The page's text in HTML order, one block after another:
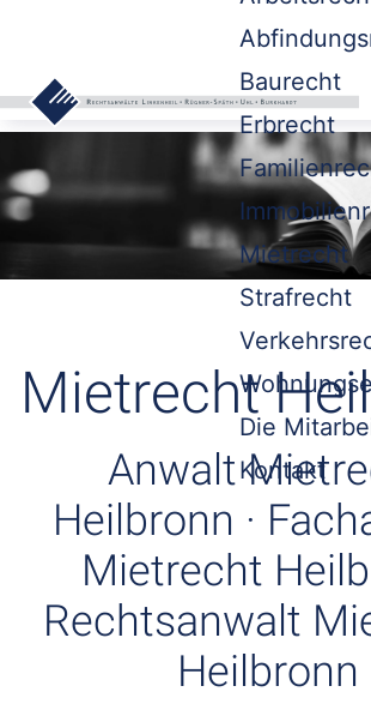
Baurecht
Erbrecht
Mietrecht
Strafrecht
Die
Kontakt
Mietrecht
Anwalt
Heilbronn ·
Mietrecht
Rechtsanwalt
Heilbronn